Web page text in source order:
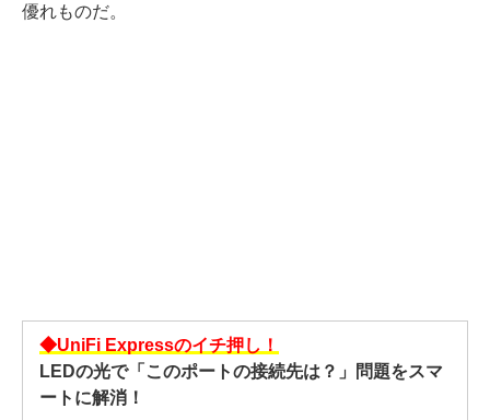
優れものだ。
◆UniFi Expressのイチ押し！
LEDの光で「このポートの接続先は？」問題をスマ
ートに解消！